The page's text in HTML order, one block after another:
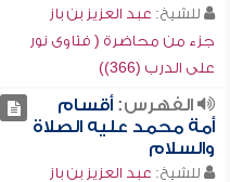
للشيخ: عبد العزيز بن باز
جزء من محاضرة ( فتاوى نور
على الدرب (366))
الفهرس:أقسام
أمة محمد عليه الصلاة
والسلام
للشيخ: عبد العزيز بن باز